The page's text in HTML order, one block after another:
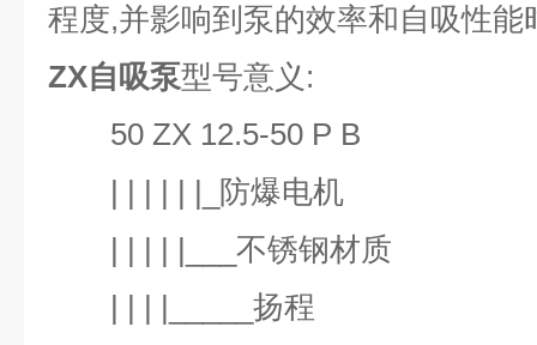
程度,并影响到泵的效率和自吸性能
ZX自吸泵型号意义:
50 ZX 12.5-50 P B
| | | | | |_防爆电机
| | | | |___不锈钢材质
| | | |_____扬程